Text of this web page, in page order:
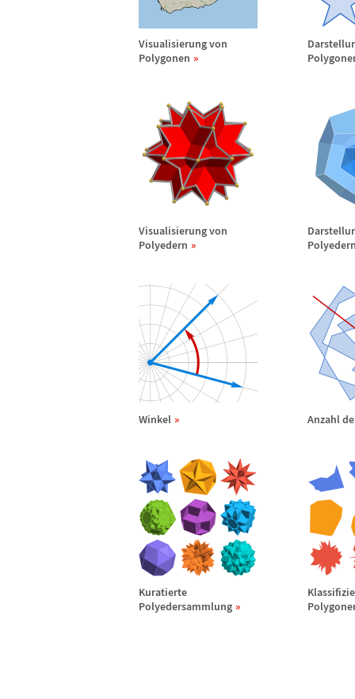
Visualisierung von
Polygonen
Visualisierung von
Polyedern
Winkel Anzahl
Kuratierte
Polyedersammlung